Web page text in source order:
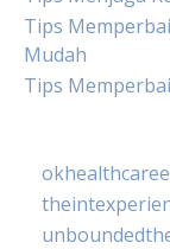
Tips
Mudah
Tips